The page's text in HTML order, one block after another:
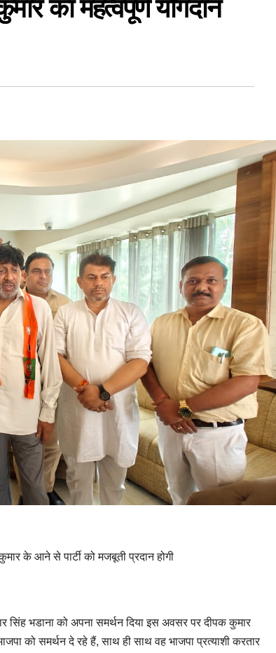
का महत्वपूर्ण योगदान
के आने से पार्टी को मजबूती प्रदान होगी
सिंह भडाना को अपना समर्थन दिया इस अवसर पर दीपक कुमार
को समर्थन दे रहे हैं, साथ ही साथ वह भाजपा प्रत्याशी करतार